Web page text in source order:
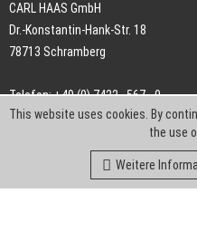
CARL HAAS GmbH
Dr.-Konstantin-Hank-Str. 18
78713 Schramberg
Telefon: +49 (0) 7422 . 567 - 0
Telefax: +49 (0) 7422 . 567 - 239
info-ch@kern-liebers.com
This website uses cookies. By
the use
Weitere